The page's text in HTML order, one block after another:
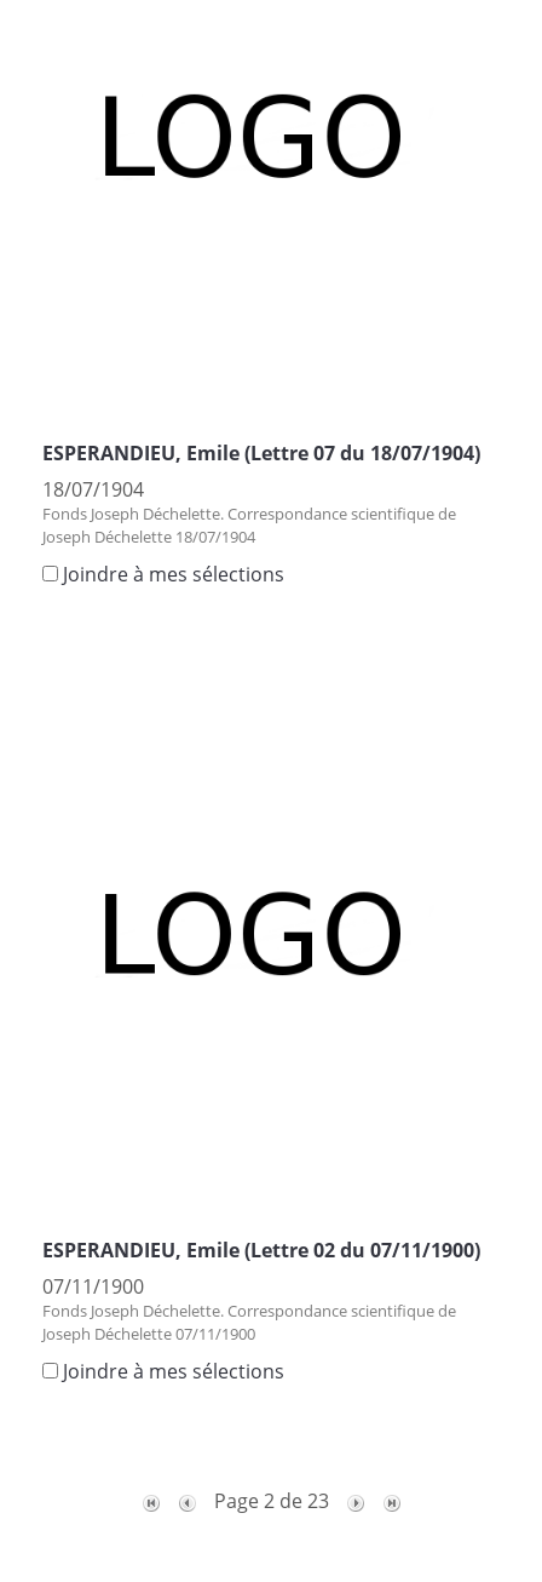
ESPERANDIEU, Emile (Lettre 07 du 18/07/1904)
18/07/1904
Fonds Joseph Déchelette. Correspondance scientifique de
Joseph Déchelette 18/07/1904
Joindre à mes sélections
ESPERANDIEU, Emile (Lettre 02 du 07/11/1900)
07/11/1900
Fonds Joseph Déchelette. Correspondance scientifique de
Joseph Déchelette 07/11/1900
Joindre à mes sélections
Page 2 de 23